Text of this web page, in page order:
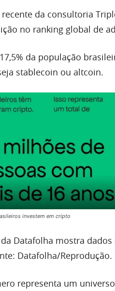
da consultoria
no ranking global de
da população
stablecoin ou altcoin.
investem em cripto
Datafolha mostra
Datafolha/Reprodução.
representa um